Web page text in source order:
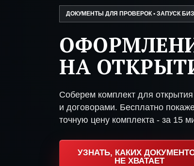
ДОКУМЕНТЫ ДЛЯ ПРОВЕРОК • ЗАПУСК
НА
Соберем комплект для
и договорами. Бесплатно
точную цену комплекта - за 15
УЗНАТЬ, КАКИХ
НЕ ХВАТАЕТ